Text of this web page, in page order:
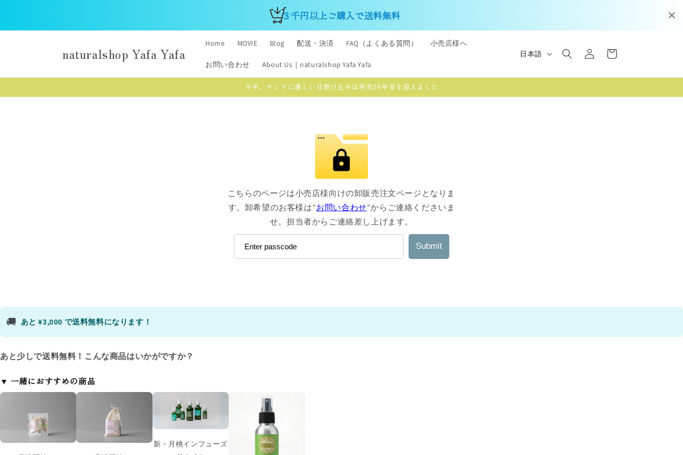
３千円以上ご購入で送料無料
naturalshop Yafa Yafa
Home MOVIE Blog 配送・決済 FAQ（よくある質問） 小売店様へ
お問い合わせ About Us｜naturalshop Yafa Yafa
言
日本語
グ
イ
ー
今年、サンゴに優しい日焼け止めは発売10年目を迎えました
こちらのページは小売店様向けの卸販売注文ページとなりま
す。卸希望のお客様は"お問い合わせ”からご連絡くださいま
せ。担当者からご連絡差し上げます。
Submit
🚚 あと ¥3,000 で送料無料になります！
あと少しで送料無料！こんな商品はいかがですか？
▼ 一緒におすすめの商品
新・月桃インフューズ